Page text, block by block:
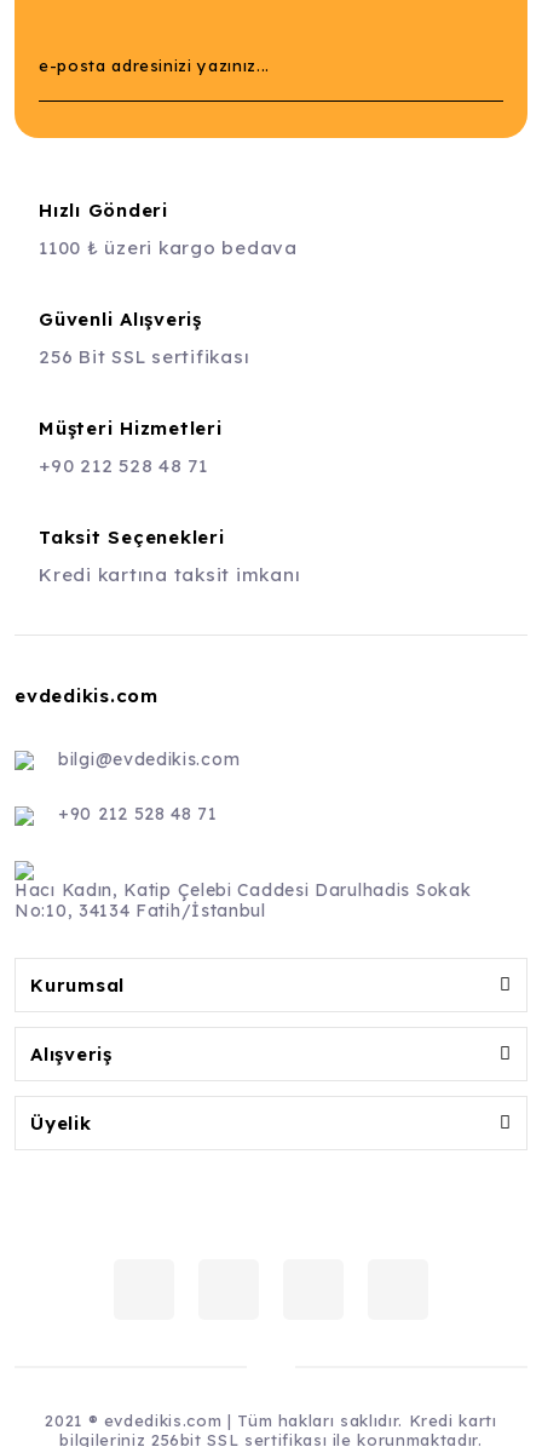
Hızlı Gönderi
1100 ₺ üzeri kargo bedava
Güvenli Alışveriş
256 Bit SSL sertifikası
Müşteri Hizmetleri
+90 212 528 48 71
Taksit Seçenekleri
Kredi kartına taksit imkanı
evdedikis.com
bilgi@evdedikis.com
+90 212 528 48 71
Hacı Kadın, Katip Çelebi Caddesi Darulhadis Sokak
No:10, 34134 Fatih/İstanbul
Kurumsal
Alışveriş
Üyelik
2021 ® evdedikis.com | Tüm hakları saklıdır. Kredi kartı
bilgileriniz 256bit SSL sertifikası ile korunmaktadır.